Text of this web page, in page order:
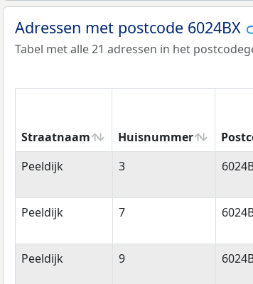
Adressen met postcode 6024BX
Tabel met alle 21 adressen in het
Straatnaam Huisnummer
Straatnaam
Huisnummer
Peeldijk 3
Peeldijk 7
Peeldijk 9